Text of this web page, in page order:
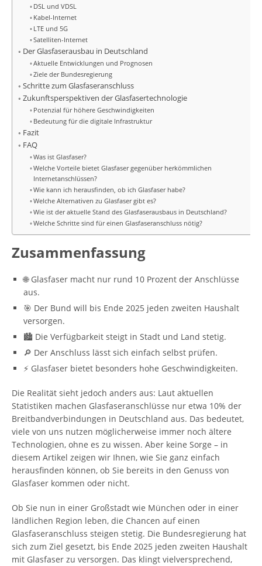
DSL und VDSL
Kabel-Internet
LTE und 5G
Satelliten-Internet
Der Glasfaserausbau in Deutschland
Aktuelle Entwicklungen und Prognosen
Ziele der Bundesregierung
Schritte zum Glasfaseranschluss
Zukunftsperspektiven der Glasfasertechnologie
Potenzial für höhere Geschwindigkeiten
Bedeutung für die digitale Infrastruktur
Fazit
FAQ
Was ist Glasfaser?
Welche Vorteile bietet Glasfaser gegenüber herkömmlichen
Internetanschlüssen?
Wie kann ich herausfinden, ob ich Glasfaser habe?
Welche Alternativen zu Glasfaser gibt es?
Wie ist der aktuelle Stand des Glasfaserausbaus in Deutschland?
Welche Schritte sind für einen Glasfaseranschluss nötig?
Zusammenfassung
🌐 Glasfaser macht nur rund 10 Prozent der Anschlüsse
aus.
🎯 Der Bund will bis Ende 2025 jeden zweiten Haushalt
versorgen.
🏙️ Die Verfügbarkeit steigt in Stadt und Land stetig.
🔎 Der Anschluss lässt sich einfach selbst prüfen.
⚡ Glasfaser bietet besonders hohe Geschwindigkeiten.
Die Realität sieht jedoch anders aus: Laut aktuellen
Statistiken machen Glasfaseranschlüsse nur etwa 10% der
Breitbandverbindungen in Deutschland aus. Das bedeutet,
viele von uns nutzen möglicherweise immer noch ältere
Technologien, ohne es zu wissen. Aber keine Sorge – in
diesem Artikel zeigen wir Ihnen, wie Sie ganz einfach
herausfinden können, ob Sie bereits in den Genuss von
Glasfaser kommen oder nicht.
Ob Sie nun in einer Großstadt wie München oder in einer
ländlichen Region leben, die Chancen auf einen
Glasfaseranschluss steigen stetig. Die Bundesregierung hat
sich zum Ziel gesetzt, bis Ende 2025 jeden zweiten Haushalt
mit Glasfaser zu versorgen. Das klingt vielversprechend,